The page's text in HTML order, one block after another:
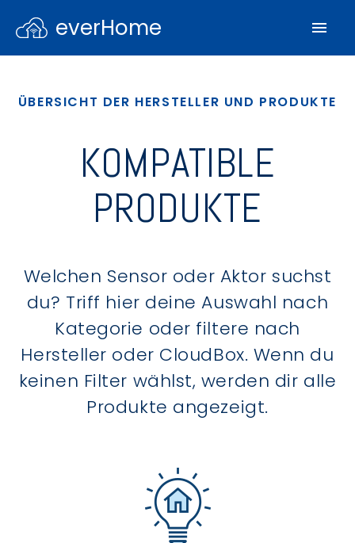
everHome
ÜBERSICHT DER HERSTELLER UND PRODUKTE
KOMPATIBLE
PRODUKTE
Welchen Sensor oder Aktor suchst
du? Triff hier deine Auswahl nach
Kategorie oder filtere nach
Hersteller oder CloudBox. Wenn du
keinen Filter wählst, werden dir alle
Produkte angezeigt.